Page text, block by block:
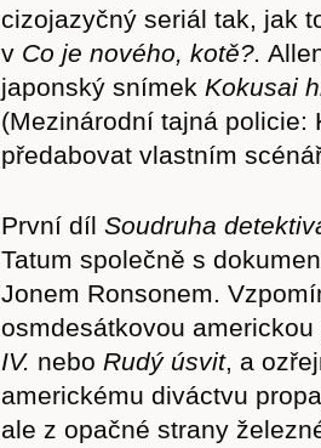
cizojazyčný seriál tak, jak
v Co je nového, kotě?.
japonský snímek Kokusai
(Mezinárodní tajná policie:
předabovat vlastním
První díl Soudruha
Tatum společně s
Jonem Ronsonem.
osmdesátkovou
IV. nebo Rudý úsvit, a
americkému diváctvu
ale z opačné strany